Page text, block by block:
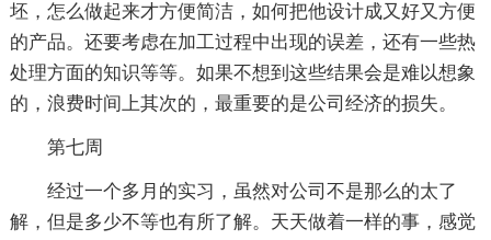
坯，怎么做起来才方便简洁，如何把他设计成又好又方便
的产品。还要考虑在加工过程中出现的误差，还有一些热
处理方面的知识等等。如果不想到这些结果会是难以想象
的，浪费时间上其次的，最重要的是公司经济的损失。
第七周
经过一个多月的实习，虽然对公司不是那么的太了
解，但是多少不等也有所了解。天天做着一样的事，感觉